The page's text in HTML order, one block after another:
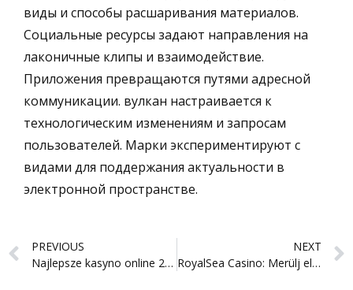
виды и способы расшаривания материалов.
Социальные ресурсы задают направления на
лаконичные клипы и взаимодействие.
Приложения превращаются путями адресной
коммуникации. вулкан настраивается к
технологическим изменениям и запросам
пользователей. Марки экспериментируют с
видами для поддержания актуальности в
электронной пространстве.
Prev
PREVIOUS
Najlepsze kasyno online 2026: Gry hazardowe, które przyciągają tłumy
NEXT
RoyalSea Casino: Merülj el a Rövid‑Távú Slot Sprintben